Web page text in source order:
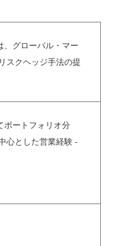
、グローバル・マー
スクヘッジ手法の提
ポートフォリオ分
心とした営業経験 -